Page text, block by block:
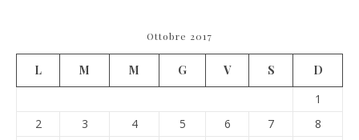
Ottobre 2017
L M M G V S
D
1
2
3 4 5 6 7
8